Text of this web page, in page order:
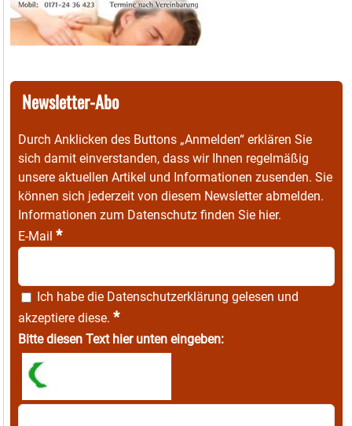
Newsletter-Abo
Durch Anklicken des Buttons „Anmelden“ erklären Sie
sich damit einverstanden, dass wir Ihnen regelmäßig
unsere aktuellen Artikel und Informationen zusenden. Sie
können sich jederzeit von diesem Newsletter abmelden.
Informationen zum Datenschutz finden Sie hier.
E-Mail *
Ich habe die Datenschutzerklärung gelesen und
akzeptiere diese. *
Bitte diesen Text hier unten eingeben: